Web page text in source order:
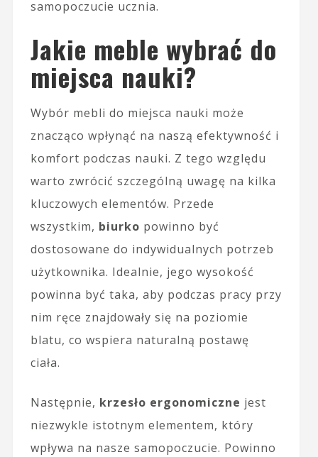
samopoczucie ucznia.
Jakie meble wybrać do
miejsca nauki?
Wybór mebli do miejsca nauki może
znacząco wpłynąć na naszą efektywność i
komfort podczas nauki. Z tego względu
warto zwrócić szczególną uwagę na kilka
kluczowych elementów. Przede
wszystkim, biurko powinno być
dostosowane do indywidualnych potrzeb
użytkownika. Idealnie, jego wysokość
powinna być taka, aby podczas pracy przy
nim ręce znajdowały się na poziomie
blatu, co wspiera naturalną postawę
ciała.
Następnie, krzesło ergonomiczne jest
niezwykle istotnym elementem, który
wpływa na nasze samopoczucie. Powinno